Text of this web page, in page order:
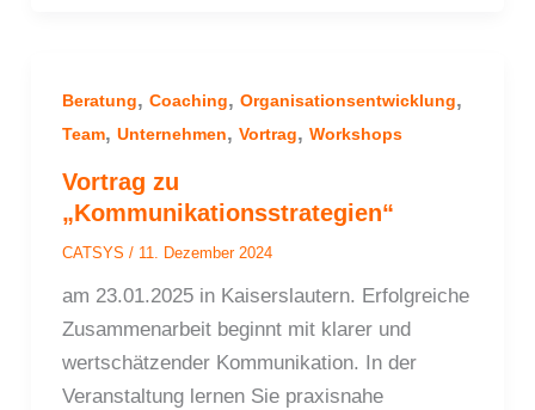
Beratung, Coaching, Organisationsentwicklung,
Team, Unternehmen, Vortrag, Workshops
Vortrag zu
„Kommunikationsstrategien“
CATSYS / 11. Dezember 2024
am 23.01.2025 in Kaiserslautern. Erfolgreiche
Zusammenarbeit beginnt mit klarer und
wertschätzender Kommunikation. In der
Veranstaltung lernen Sie praxisnahe